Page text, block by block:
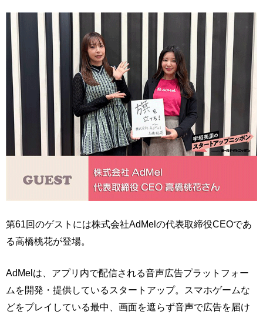
第61回のゲストには株式会社AdMelの代表取締役CEOであ
る高橋桃花が登場。
AdMelは、アプリ内で配信される音声広告プラットフォー
ムを開発・提供しているスタートアップ。スマホゲームな
どをプレイしている最中、画面を遮らず音声で広告を届け